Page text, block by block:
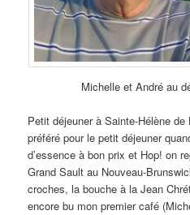
Michelle et André au
Petit déjeuner à Sainte-Hélène
préféré pour le petit déjeuner
d’essence à bon prix et Hop! on
Grand Sault au Nouveau-
croches, la bouche à la Jean
encore bu mon premier café